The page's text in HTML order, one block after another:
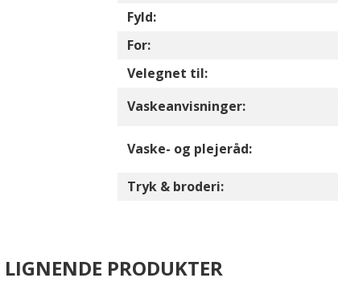
Fyld:
For:
Velegnet til:
Vaskeanvisninger:
Vaske- og plejeråd:
Tryk & broderi:
LIGNENDE PRODUKTER